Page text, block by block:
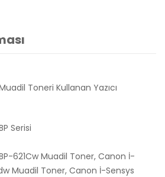
Toneri Kullanan Yazıcı
Serisi
621Cw Muadil Toner, Canon İ-
Muadil Toner, Canon İ-Sensys